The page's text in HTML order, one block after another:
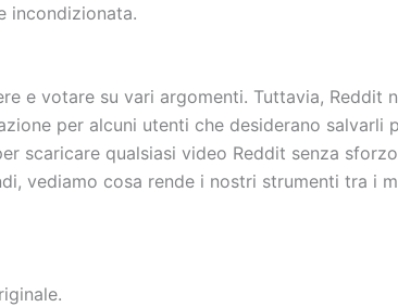
incondizionata.
e votare su vari argomenti. Tuttavia, Reddit
per alcuni utenti che desiderano salvarli
scaricare qualsiasi video Reddit senza
vediamo cosa rende i nostri strumenti tra i